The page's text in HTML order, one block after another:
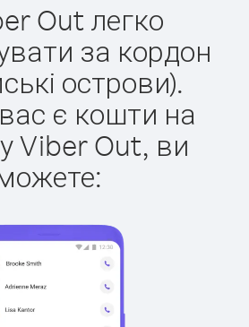
Out легко
за кордон
острови).
є кошти на
Viber Out, ви